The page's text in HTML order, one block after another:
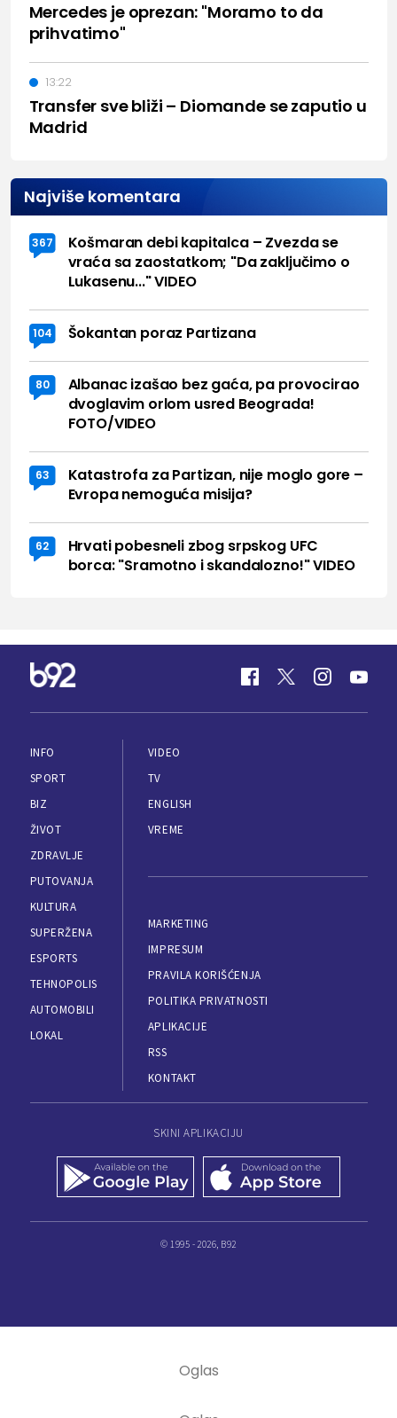
Mercedes je oprezan: "Moramo to da
prihvatimo"
Transfer sve bliži – Diomande se zaputio u
Madrid
13:22
Najviše komentara
367
Košmaran debi kapitalca – Zvezda se
vraća sa zaostatkom; "Da zaključimo o
Lukasenu..." VIDEO
104 Šokantan poraz Partizana
80
Albanac izašao bez gaća, pa provocirao
dvoglavim orlom usred Beograda!
FOTO/VIDEO
63
Katastrofa za Partizan, nije moglo gore –
Evropa nemoguća misija?
62
Hrvati pobesneli zbog srpskog UFC
borca: "Sramotno i skandalozno!" VIDEO
INFO
SPORT
BIZ
ŽIVOT
ZDRAVLJE
PUTOVANJA
KULTURA
SUPERŽENA
ESPORTS
TEHNOPOLIS
AUTOMOBILI
LOKAL
VIDEO
TV
ENGLISH
VREME
MARKETING
IMPRESUM
PRAVILA KORIŠĆENJA
POLITIKA PRIVATNOSTI
APLIKACIJE
RSS
KONTAKT
SKINI APLIKACIJU
© 1995 - 2026, B92